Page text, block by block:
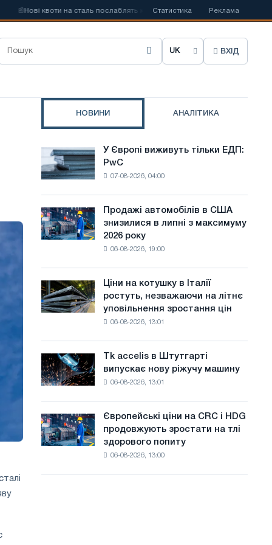
Нові квоти на сталь послаблять конкуренцію в Сполученому Королівстві
Статистика Реклама
О
р
м
в
а
й
т
у
ВХІД
НОВИНИ АНАЛІТИКА
Європі
виживуть
PwC
У Європі виживуть тільки ЕДП:
PwC
07-08-2026, 04:00
Продажі
автомобілів
в
липні
з
року
Продажі автомобілів в США
знизилися в липні з максимуму
2026 року
06-08-2026, 19:00
Ціни
на
котушку
незважаючи
на
уповільнення
зростання
цін
Ціни на котушку в Італії
ростуть, незважаючи на літнє
уповільнення зростання цін
06-08-2026, 13:01
Tk
accelis
в
нову
ріжучу
Tk accelis в Штутгарті
випускає нову ріжучу машину
06-08-2026, 13:01
Європейські
ціни
на
Європейські ціни на CRC і HDG
продовжують зростати на тлі
здорового попиту
06-08-2026, 13:00